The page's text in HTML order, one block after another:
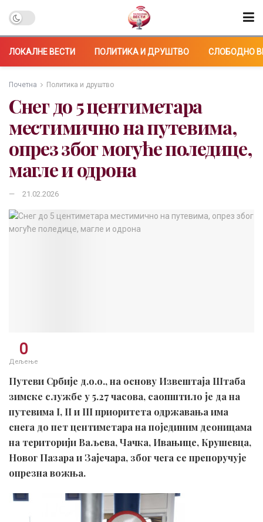
ЛОКАЛНЕ ВЕСТИ ПОЛИТИКА И ДРУШТВО СЛОБОДНО
Почетна Политика и друштво
Снег до 5 центиметара
местимично на путевима,
опрез због могуће поледице,
магле и одрона
21.02.2026
0
Дељење
Путеви Србије д.о.о., на основу Извештаја Штаба
зимске службе у 5.27 часова, саопштило је да на
путевима I, II и III приоритета одржавања има
снега до пет центиметара на појединим деоницама
на територији Ваљева, Чачка, Ивањице, Крушевца,
Новог Пазара и Зајечара, због чега се препоручује
опрезна вожња.